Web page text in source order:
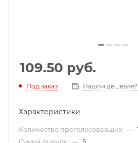
109.50 руб.
Под заказ Нашли дешевле?
Характеристики
Количество проголосовавших —